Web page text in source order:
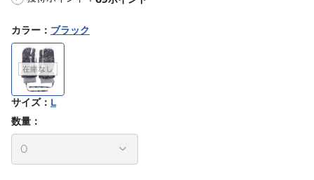
カラー ： ブラック
サイズ： L
数量：